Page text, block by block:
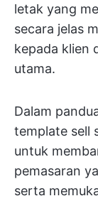
letak yang
secara jelas
kepada klien
utama.
Dalam
template sell
untuk
pemasaran
serta